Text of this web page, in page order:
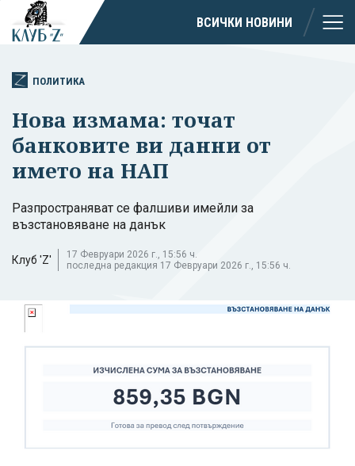
ВСИЧКИ НОВИНИ
ПОЛИТИКА
Нова измама: точат
банковите ви данни от
името на НАП
Разпространяват се фалшиви имейли за
възстановяване на данък
Клуб 'Z'
17 Февруари 2026 г., 15:56 ч.
последна редакция 17 Февруари 2026 г., 15:56 ч.